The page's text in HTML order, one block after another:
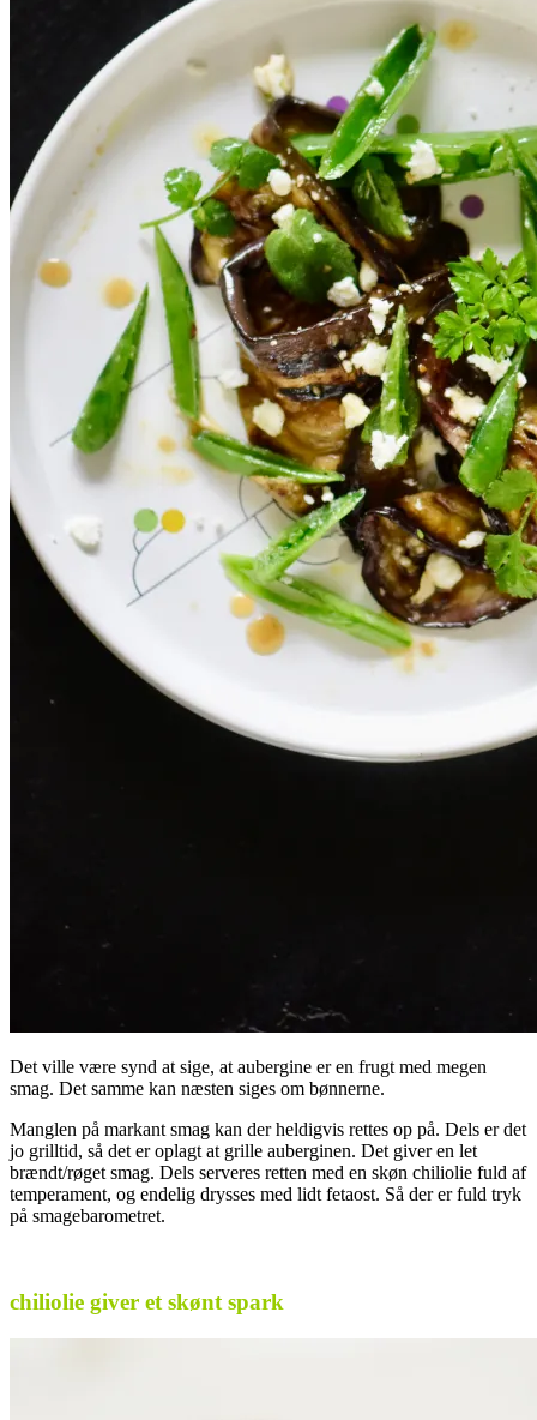
Det ville være synd at sige, at aubergine er en frugt med megen
smag. Det samme kan næsten siges om bønnerne.
Manglen på markant smag kan der heldigvis rettes op på. Dels er det
jo grilltid, så det er oplagt at grille auberginen. Det giver en let
brændt/røget smag. Dels serveres retten med en skøn chiliolie fuld af
temperament, og endelig drysses med lidt fetaost. Så der er fuld tryk
på smagebarometret.
chiliolie giver et skønt spark